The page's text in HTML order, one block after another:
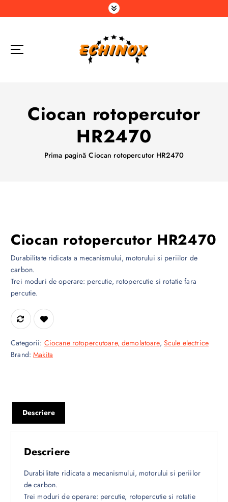
a
Ciocan rotopercutor
HR2470
Prima pagină Ciocan rotopercutor HR2470
Ciocan rotopercutor HR2470
Durabilitate ridicata a mecanismului, motorului si periilor de
carbon.
Trei moduri de operare: percutie, rotopercutie si rotatie fara
percutie.
Categorii: Ciocane rotopercutoare, demolatoare, Scule electrice
Brand:Makita
Descriere
Descriere
Durabilitate ridicata a mecanismului, motorului si periilor
de carbon.
Trei moduri de operare: percutie, rotopercutie si rotatie